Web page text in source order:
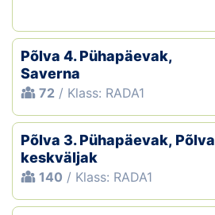
Põlva 4. Pühapäevak,
Saverna
72 / Klass: RADA1
Põlva 3. Pühapäevak, Põlva
keskväljak
140 / Klass: RADA1